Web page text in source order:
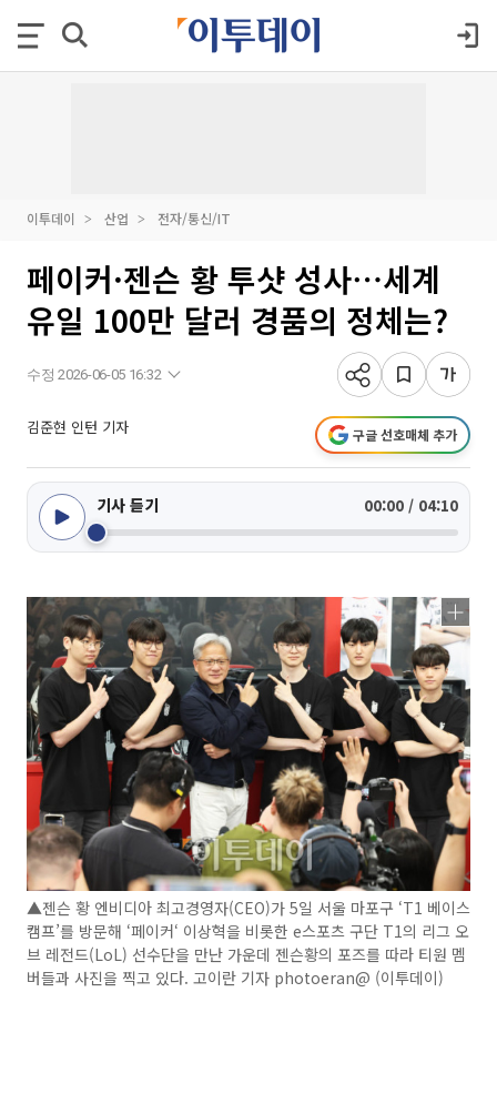
이투데이 산업 전자/통신/IT
페이커·젠슨 황 투샷 성사⋯세계
유일 100만 달러 경품의 정체는?
수정 2026-06-05 16:32
김준현 인턴 기자 구글 선호매체 추가
기사 듣기 00:00 / 04:10
▲젠슨 황 엔비디아 최고경영자(CEO)가 5일 서울 마포구 ‘T1 베이스
캠프’를 방문해 ‘페이커‘ 이상혁을 비롯한 e스포츠 구단 T1의 리그 오
브 레전드(LoL) 선수단을 만난 가운데 젠슨황의 포즈를 따라 티원 멤
버들과 사진을 찍고 있다. 고이란 기자 photoeran@ (이투데이)